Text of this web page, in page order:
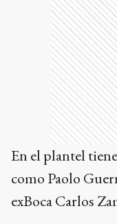
En el plantel
como Paolo
exBoca Carlos